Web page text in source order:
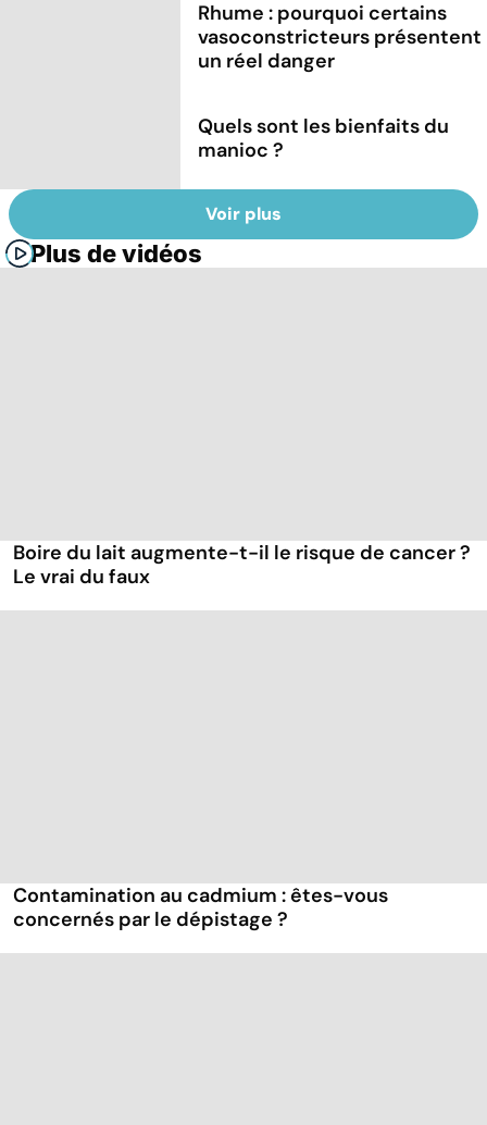
Rhume : pourquoi certains
vasoconstricteurs présentent
un réel danger
Quels sont les bienfaits du
manioc ?
Voir plus
Plus de vidéos
Boire du lait augmente-t-il le risque de cancer ?
Le vrai du faux
Contamination au cadmium : êtes-vous
concernés par le dépistage ?